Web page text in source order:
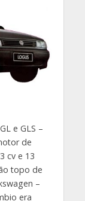
e GLS –
de
cv e 13
topo de
–
era